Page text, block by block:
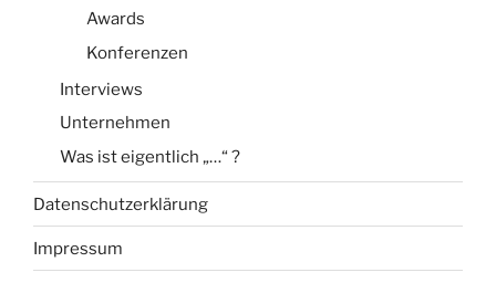
Awards
Konferenzen
Interviews
Unternehmen
Was ist eigentlich „…“ ?
Datenschutzerklärung
Impressum